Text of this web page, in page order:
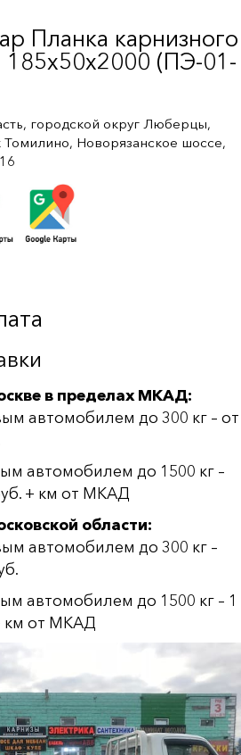
Планка карнизного
185х50х2000 (ПЭ-01-
городской округ Люберцы,
Томилино, Новорязанское шоссе,
в пределах МКАД:
автомобилем до 300 кг – от
автомобилем до 1500 кг –
+ км от МКАД
области:
автомобилем до 300 кг –
автомобилем до 1500 кг – 1
км от МКАД